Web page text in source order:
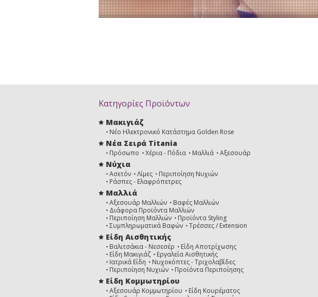
Κατηγορίες Προϊόντων
Μακιγιάζ
Νέο Ηλεκτρονικό Κατάστημα Golden Rose
Νέα Σειρά Titania
Πρόσωπο Χέρια - Πόδια Μαλλιά Αξεσουάρ
Νύχια
Ασετόν Λίμες
Περιποίηση Νυχιών
Ράσπες - Ελαφρόπετρες
Μαλλιά
Αξεσουάρ Μαλλιών
Βαφές Μαλλιών
Διάφορα Προϊόντα Μαλλιών
Περιποίηση Μαλλιών
Προϊόντα Styling
Συμπληρωματικά Βαφών
Τρέσσες / Extension
Είδη Αισθητικής
Βαλιτσάκια - Νεσεσέρ
Είδη Αποτρίχωσης
Είδη Μακιγιάζ
Εργαλεία Αισθητικής
Ιατρικά Είδη
Νυχοκόπτες - Τριχολαβίδες
Περιποίηση Νυχιών
Προϊόντα Περιποίησης
Είδη Κομμωτηρίου
Αξεσουάρ Κομμωτηρίου
Είδη Κουρέματος